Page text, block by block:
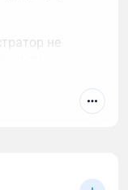
не
к
(до 30 000
в